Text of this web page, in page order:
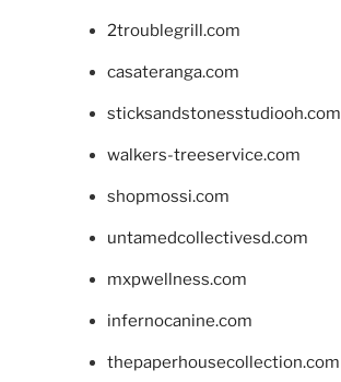
2troublegrill.com
casateranga.com
sticksandstonesstudiooh.com
walkers-treeservice.com
shopmossi.com
untamedcollectivesd.com
mxpwellness.com
infernocanine.com
thepaperhousecollection.com